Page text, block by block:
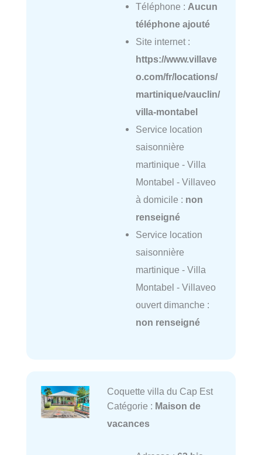
Téléphone : Aucun
téléphone ajouté
Site internet :
https://www.villave
o.com/fr/locations/
martinique/vauclin/
villa-montabel
Service location
saisonnière
martinique - Villa
Montabel - Villaveo
à domicile : non
renseigné
Service location
saisonnière
martinique - Villa
Montabel - Villaveo
ouvert dimanche :
non renseigné
Coquette villa du Cap Est
Catégorie : Maison de
vacances